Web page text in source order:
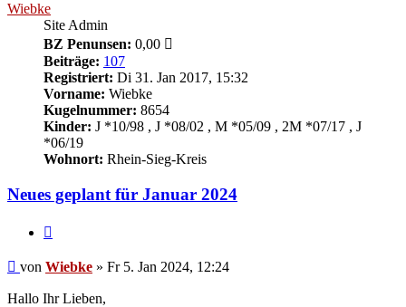
Wiebke
Site Admin
BZ Penunsen: 0,00
Beiträge: 107
Registriert: Di 31. Jan 2017, 15:32
Vorname: Wiebke
Kugelnummer: 8654
Kinder: J *10/98 , J *08/02 , M *05/09 , 2M *07/17 , J
*06/19
Wohnort: Rhein-Sieg-Kreis
Neues geplant für Januar 2024
Beitrag
von Wiebke » Fr 5. Jan 2024, 12:24
Hallo Ihr Lieben,